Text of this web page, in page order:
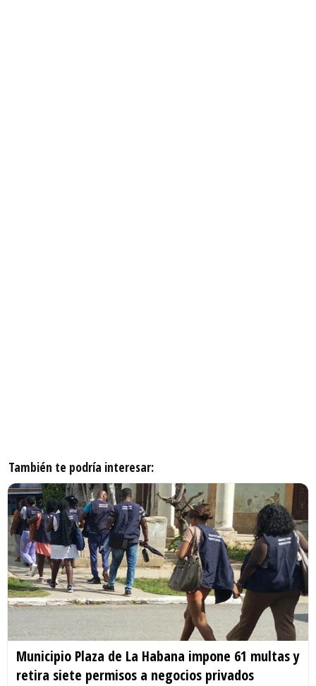
También te podría interesar:
Municipio Plaza de La Habana impone 61 multas y
retira siete permisos a negocios privados